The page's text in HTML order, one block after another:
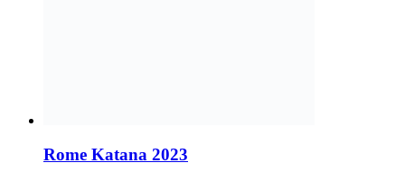
Rome Katana 2023